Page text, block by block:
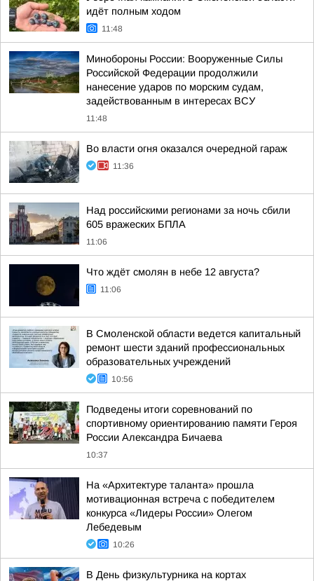
идёт полным ходом
11:48
Минобороны России: Вооруженные Силы
Российской Федерации продолжили
нанесение ударов по морским судам,
задействованным в интересах ВСУ
11:48
Во власти огня оказался очередной гараж
11:36
Над российскими регионами за ночь сбили
605 вражеских БПЛА
11:06
Что ждёт смолян в небе 12 августа?
11:06
В Смоленской области ведется капитальный
ремонт шести зданий профессиональных
образовательных учреждений
10:56
Подведены итоги соревнований по
спортивному ориентированию памяти Героя
России Александра Бичаева
10:37
На «Архитектуре таланта» прошла
мотивационная встреча с победителем
конкурса «Лидеры России» Олегом
Лебедевым
10:26
В День физкультурника на кортах